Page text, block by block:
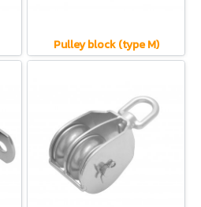
Pulley block (type M)